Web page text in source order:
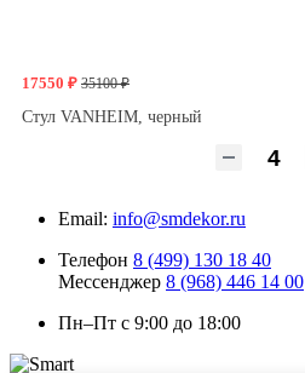
17550 ₽ 35100 ₽
Стул VANHEIM, черный
Email: info@smdekor.ru
Телефон 8 (499) 130 18 40
Мессенджер 8 (968) 446 14 00
Пн–Пт с 9:00 до 18:00